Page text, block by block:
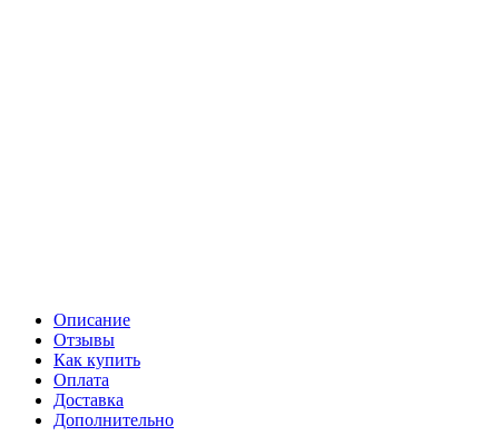
Описание
Отзывы
Как купить
Оплата
Доставка
Дополнительно